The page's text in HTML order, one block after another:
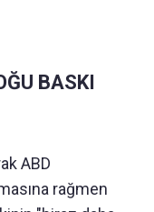
BASKI
ABD
rağmen